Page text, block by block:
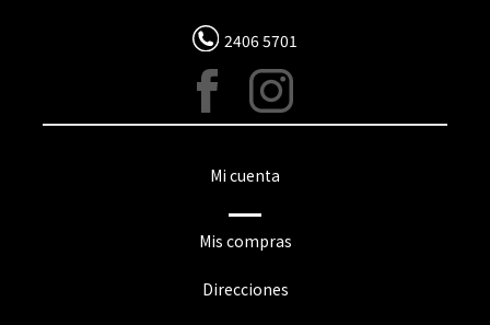
2406 5701
Mi cuenta
Mis compras
Direcciones